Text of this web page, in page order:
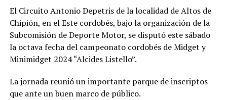
Midget Interprovincial
1° Matías Giordano
2° Mauro Luciano
3° Damián Scalvasio
FOTO: FRAD
El Circuito Antonio Depetris de la localidad de Altos de
Chipión, en el Este cordobés, bajo la organización de la
Subcomisión de Deporte Motor, se disputó este sábado
la octava fecha del campeonato cordobés de Midget y
Minimidget 2024 “Alcides Listello”.
La jornada reunió un importante parque de inscriptos
que ante un buen marco de público.